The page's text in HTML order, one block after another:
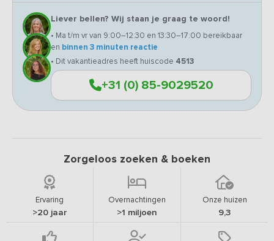
Liever bellen? Wij staan je graag te woord!
• Ma t/m vr van 9:00–12:30 en 13:30–17:00 bereikbaar
en binnen 3 minuten reactie
• Dit vakantieadres heeft huiscode 4513
+31 (0) 85-9029520
Zorgeloos zoeken & boeken
Ervaring
>20 jaar
Overnachtingen
>1 miljoen
Onze huizen
9,3